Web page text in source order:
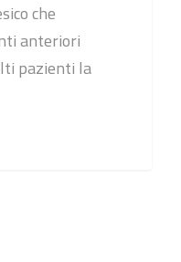
che
anteriori
pazienti la